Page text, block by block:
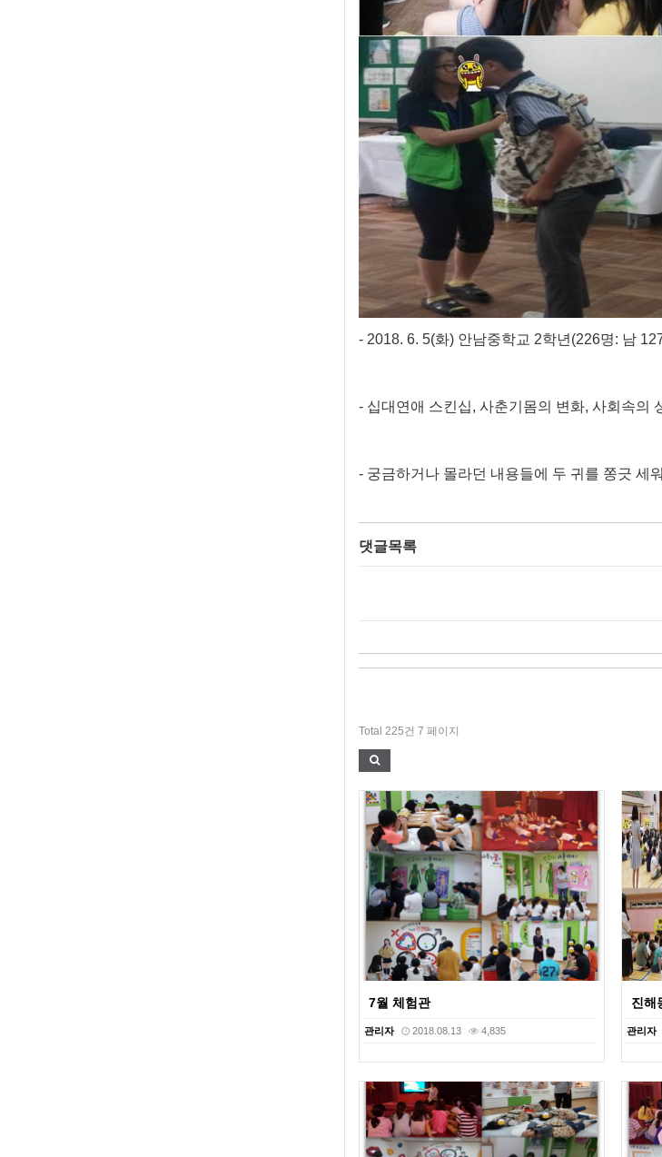
- 2018. 6. 5(화) 안남중학교 2학년(226명: 남
- 십대연애 스킨십, 사춘기몸의 변화, 사회속의
- 궁금하거나 몰라던 내용들에 두 귀를 쫑긋 세
댓글목록
Total 225건 7 페이지
7월 체험관
관리자 2018.08.13 4,835
진해
관리자